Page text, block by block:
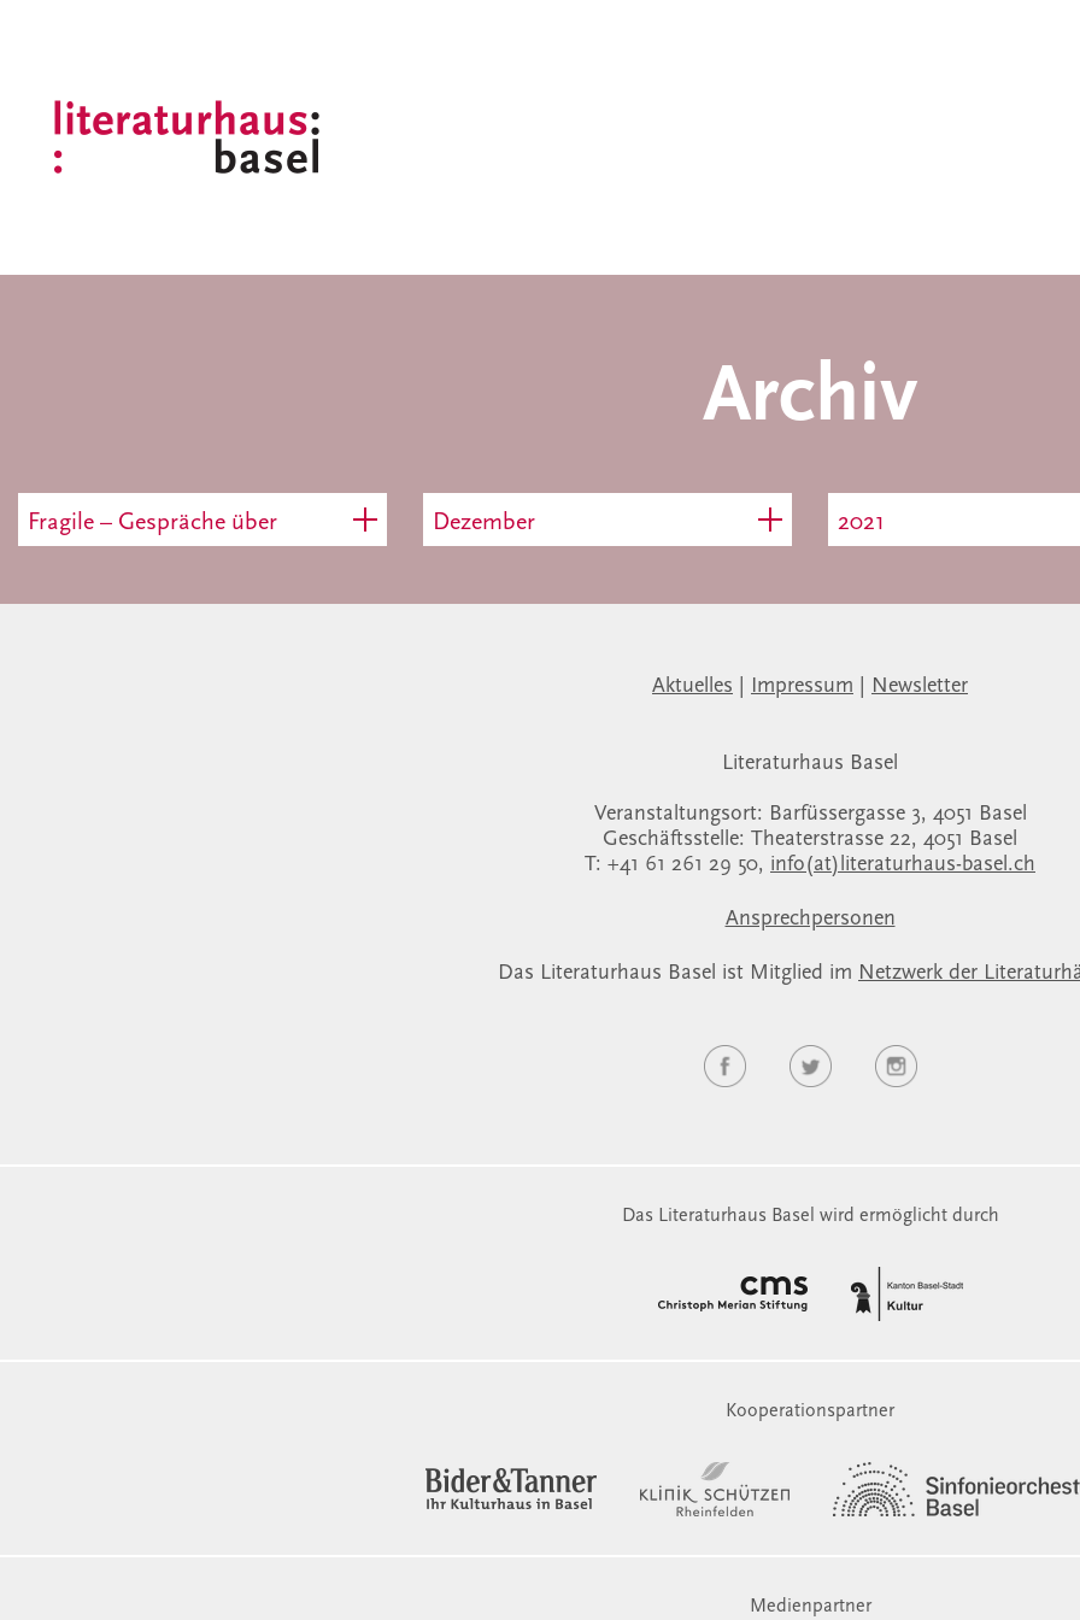
Archiv
Fragile – Gespräche über Dezember 2021
Aktuelles Impressum Newsletter
Literaturhaus Basel
Veranstaltungsort: Barfüssergasse 3, 4051 Basel
Geschäftsstelle: Theaterstrasse 22, 4051 Basel
T: +41 61 261 29 50, info(at)literaturhaus-basel.ch
Ansprechpersonen
Das Literaturhaus Basel ist Mitglied im Netzwerk der
Das Literaturhaus Basel wird ermöglicht durch
Kooperationspartner
Medienpartner